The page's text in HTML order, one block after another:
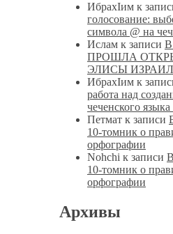
ИбрахIим к
голосование:
символа @ на
Ислам к записи
ПРОШЛА
ЭЛИСЫ
ИбрахIим к
работа над
чеченского
Петмат к записи
10-томник о
орфографии
Nohchi к записи
10-томник о
орфографии
Архивы